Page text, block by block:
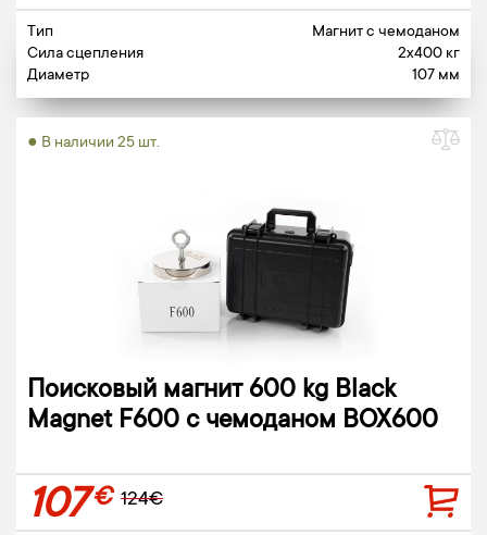
Тип
Магнит c чемоданом
Сила сцепления
2x400 кг
Диаметр
107 мм
● В наличии 25 шт.
Поисковый магнит 600 kg Black
Magnet F600 c чемоданом BOX600
107€ 124€